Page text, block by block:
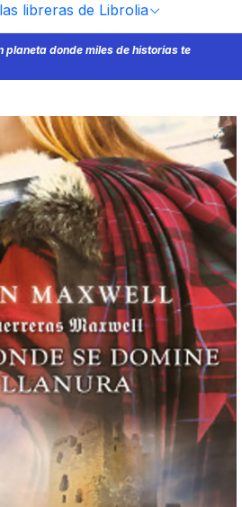
libreras de Librolia
planeta donde miles de historias te